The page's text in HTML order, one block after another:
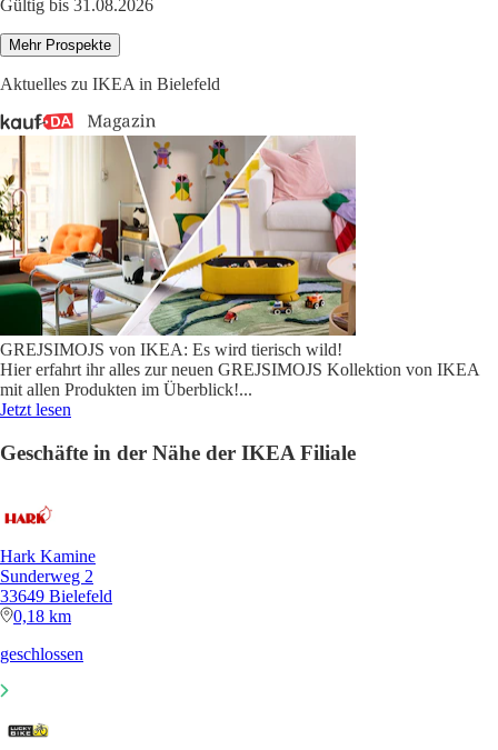
Gültig bis 31.08.2026
Mehr Prospekte
Aktuelles zu IKEA in Bielefeld
GREJSIMOJS von IKEA: Es wird tierisch wild!
Hier erfahrt ihr alles zur neuen GREJSIMOJS Kollektion von IKEA
mit allen Produkten im Überblick!...
Jetzt lesen
Geschäfte in der Nähe der IKEA Filiale
Hark Kamine
Sunderweg 2
33649 Bielefeld
0,18 km
geschlossen